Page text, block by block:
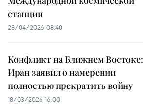
станции
28/04/2026 08:40
Конфликт на Ближнем Востоке:
Иран заявил о намерении
полностью прекратить войну
18/03/2026 16:00